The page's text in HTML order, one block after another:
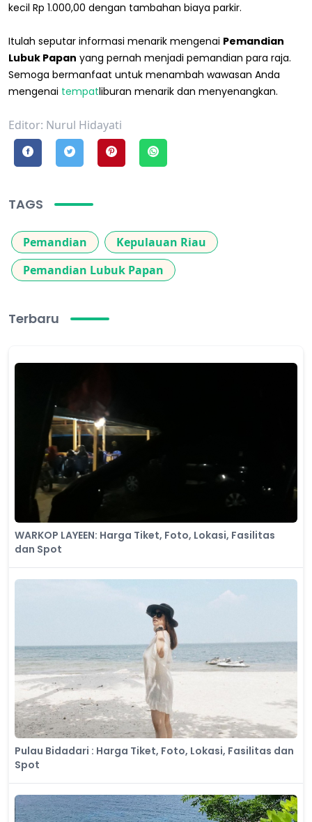
kecil Rp 1.000,00 dengan tambahan biaya parkir.
Itulah seputar informasi menarik mengenai Pemandian
Lubuk Papan yang pernah menjadi pemandian para raja.
Semoga bermanfaat untuk menambah wawasan Anda
mengenai tempatliburan menarik dan menyenangkan.
Editor: Nurul Hidayati
TAGS
Pemandian
Kepulauan Riau
Pemandian Lubuk Papan
Terbaru
WARKOP LAYEEN: Harga Tiket, Foto, Lokasi, Fasilitas
dan Spot
Pulau Bidadari : Harga Tiket, Foto, Lokasi, Fasilitas dan
Spot